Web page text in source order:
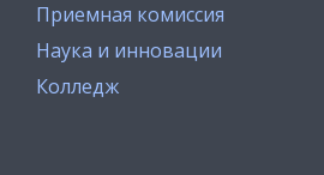
Приемная комиссия
Наука и инновации
Колледж